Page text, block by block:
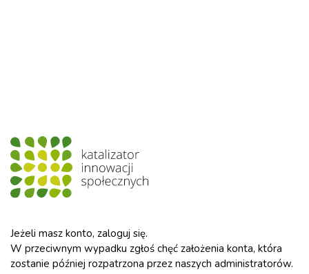
Jeżeli masz konto, zaloguj się.
W przeciwnym wypadku zgłoś chęć założenia konta, która
zostanie później rozpatrzona przez naszych administratorów.